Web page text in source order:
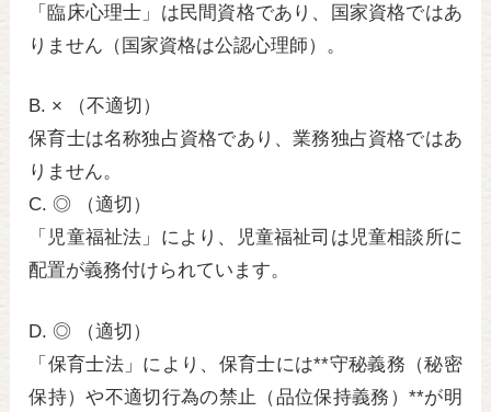
「臨床心理士」は民間資格であり、国家資格ではあ
りません（国家資格は公認心理師）。
B. × （不適切）
保育士は名称独占資格であり、業務独占資格ではあ
りません。
C. ◎ （適切）
「児童福祉法」により、児童福祉司は児童相談所に
配置が義務付けられています。
D. ◎ （適切）
「保育士法」により、保育士には**守秘義務（秘密
保持）や不適切行為の禁止（品位保持義務）**が明